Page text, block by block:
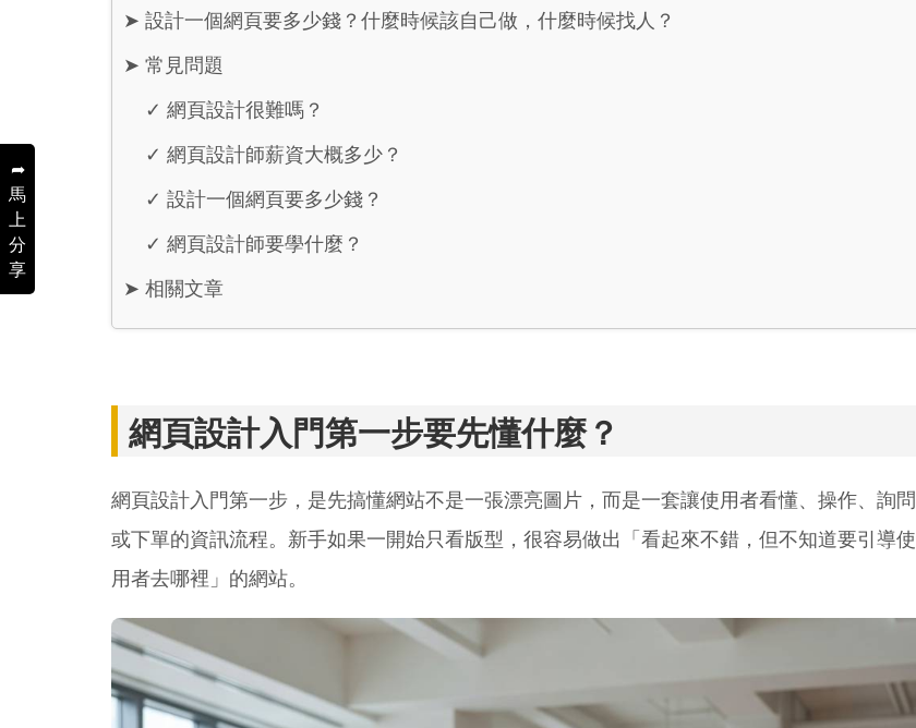
➦
馬
上
分
享
➤ 設計一個網頁要多少錢？什麼時候該自己做，什麼時候找人？
➤ 常見問題
✓ 網頁設計很難嗎？
✓ 網頁設計師薪資大概多少？
✓ 設計一個網頁要多少錢？
✓ 網頁設計師要學什麼？
➤ 相關文章
網頁設計入門第一步要先懂什麼？
網頁設計入門第一步，是先搞懂網站不是一張漂亮圖片，而是一套讓使用者看懂、操作、詢問
或下單的資訊流程。新手如果一開始只看版型，很容易做出「看起來不錯，但不知道要引導使
用者去哪裡」的網站。